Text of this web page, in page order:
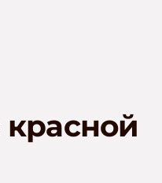
красной